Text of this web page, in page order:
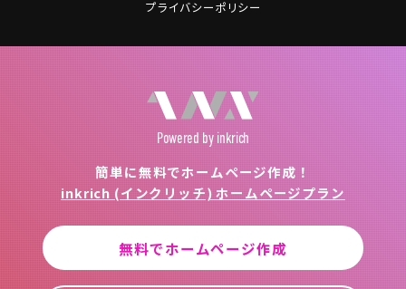
プライバシーポリシー
Powered by inkrich
簡単に無料でホームページ作成！
inkrich (インクリッチ) ホームページプラン
無料でホームページ作成